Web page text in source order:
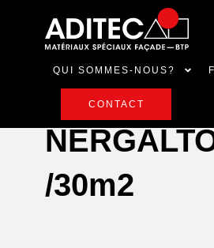
QUI SOMMES-NOUS?
CONTACT
/30m2